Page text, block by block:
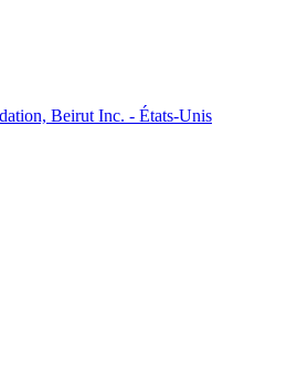
Beirut Inc. - États-Unis